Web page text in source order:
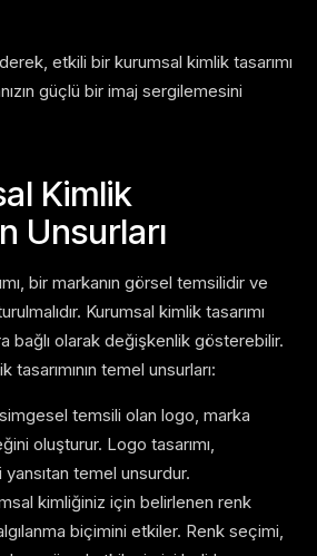
etkili bir kurumsal kimlik tasarımı
güçlü bir imaj sergilemesini
Kimlik
Unsurları
bir markanın görsel temsilidir ve
Kurumsal kimlik tasarımı
bağlı olarak değişkenlik gösterebilir.
temel unsurları:
simgesel temsili olan logo, marka
oluşturur. Logo tasarımı,
yansıtan temel unsurdur.
kimliğiniz için belirlenen renk
biçimini etkiler. Renk seçimi,